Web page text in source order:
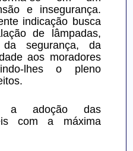
e insegurança.
indicação busca
de lâmpadas,
segurança, da
aos moradores
lhes o pleno
a adoção das
com a máxima